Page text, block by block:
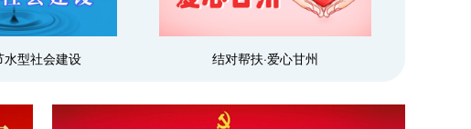
建设 结对帮扶·爱心甘州